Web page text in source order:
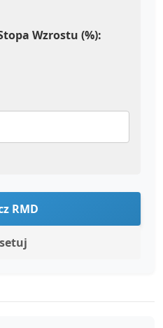
Wzrostu (%):
RMD